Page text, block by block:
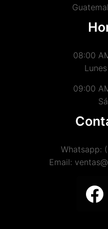
08:00
09:00
Whatsapp:
Email: